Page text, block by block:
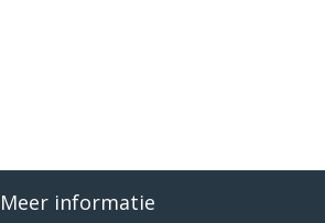
Meer informatie